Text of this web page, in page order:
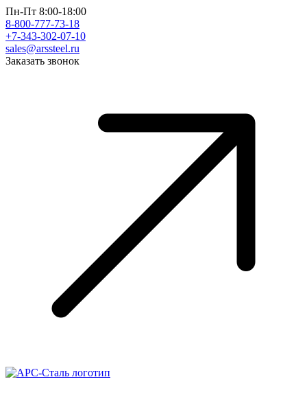
Пн-Пт 8:00-18:00
8-800-777-73-18
+7-343-302-07-10
sales@arssteel.ru
Заказать звонок